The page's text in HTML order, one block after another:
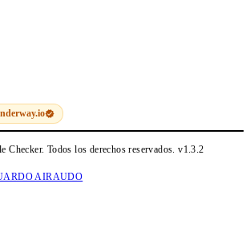
Checker. Todos los derechos reservados.v1.3.2
AIRAUDO